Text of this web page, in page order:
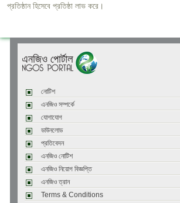
প্রতিষ্ঠান হিসেবে প্রতিষ্ঠা লাভ করে।
নোটিশ
এনজিও সম্পর্কে
যোগাযোগ
ডাউনলোড
প্রতিবেদন
এনজিও নোটিশ
এনজিও নিয়োগ বিজ্ঞপ্তি
এনজিও ত্রান
Terms & Conditions